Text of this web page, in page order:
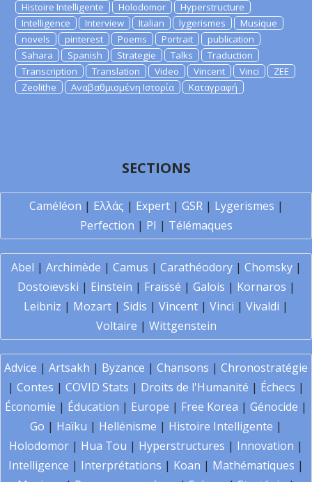
Histoire Intelligente
Holodomor
Hyperstructure
Intelligence
Interview Italian lygerismes
Musique
novels
pinterest Poems Portrait
publication
Sahara
Spanish Strategie Talks
Traduction
Transcription
Translation Video Vincent Vinci
ZEE
Zeolithe
Αναβαθμισμένη Ιστορία Καταγραφή
SECTIONS
Caméléon | Ελλάς | Expert| GSR| Lygerismes |
Perfection | PI | Télémaques
Abel | Archimède | Camus | Carathéodory| Chomsky|
Dostoïevski | Einstein | Fraïssé | Galois | Kornaros |
Leibniz | Mozart | Sidis | Vincent | Vinci | Vivaldi |
Voltaire | Wittgenstein
Advice | Artsakh | Byzance | Chansons | Chronostratégie
| Contes | COVID Stats | Droits de l'Humanité | Échecs |
Économie | Éducation | Europe | Free Korea | Génocide |
Go | Haïku | Hellénisme | Histoire Intelligente |
Holodomor | Hua Tou | Hyperstructures | Innovation |
Intelligence | Interprétations | Koan | Mathématiques |